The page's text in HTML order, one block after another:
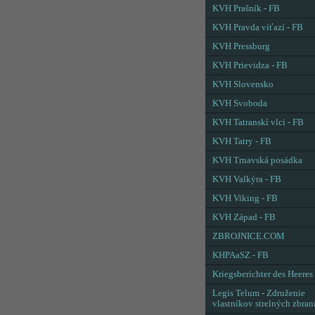
KVH Prašník - FB
KVH Pravda víťazí - FB
KVH Pressburg
KVH Prievidza - FB
KVH Slovensko
KVH Svoboda
KVH Tatranskí vlci - FB
KVH Tatry - FB
KVH Trnavská posádka
KVH Valkýra - FB
KVH Viking - FB
KVH Západ - FB
ZBROJNICE.COM
KHPAaSZ - FB
Kriegsberichter des Heeres
Legis Telum - Združenie
vlastníkov strelných